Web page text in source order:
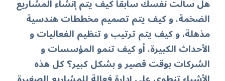
هل سألت نفسك سابقا كيف يتم إنشاء المشاريع
الضخمة، و كيف يتم تصميم مخططات هندسية
مذهلة، و كيف يتم ترتيب و تنظيم الفعاليات و
الأحداث الكبيرة، أو كيف تنمو المؤسسات و
الشركات بوقت قصير و بشكل كبير؟كل هذه